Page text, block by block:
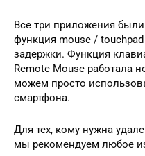
Все три приложения
функция mouse /
задержки. Функция
Remote Mouse работала
можем просто
смартфона.
Для тех, кому нужна
мы рекомендуем любое